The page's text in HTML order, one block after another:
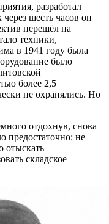
разработал
шесть часов он
перешёл на
техники,
в 1941 году была
было
более 2,5
не охранялись. Но
отдохнув, снова
предостаточно: не
отыскать
складское